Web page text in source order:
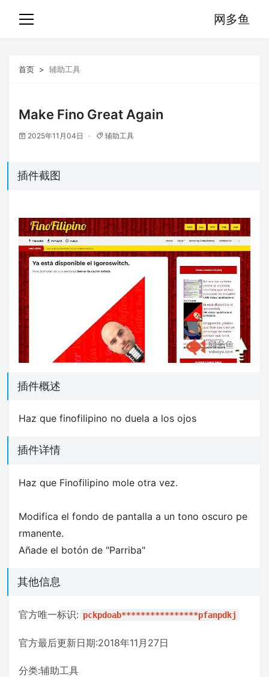
网多鱼
首页 辅助工具
Make Fino Great Again
2025年11月04日 辅助工具
插件截图
插件概述
Haz que finofilipino no duela a los ojos
插件详情
Haz que Finofilipino mole otra vez.
Modifica el fondo de pantalla a un tono oscuro pe
rmanente.
Añade el botón de "Parriba"
其他信息
官方唯一标识: pckpdoab****************pfanpdkj
官方最后更新日期:2018年11月27日
分类:辅助工具